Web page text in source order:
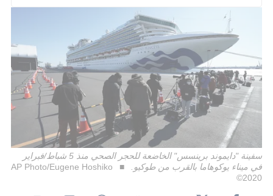
سفينة "دايموند برينسس" الخاضعة للحجر الصحي منذ 5 شباط/فبراير
في ميناء يوكوهاما بالقرب من طوكيو.
AP Photo/Eugene Hoshiko
2020©